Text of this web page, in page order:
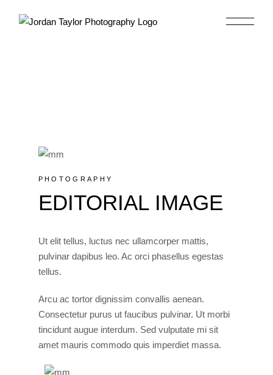
PHOTOGRAPHY
EDITORIAL IMAGE
Ut elit tellus, luctus nec ullamcorper mattis,
pulvinar dapibus leo. Ac orci phasellus egestas
tellus.
Arcu ac tortor dignissim convallis aenean.
Consectetur purus ut faucibus pulvinar. Ut morbi
tincidunt augue interdum. Sed vulputate mi sit
amet mauris commodo quis imperdiet massa.